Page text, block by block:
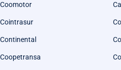
Coomotor
Cointrasur
Continental
Coopetransa